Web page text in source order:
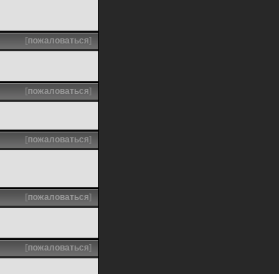
[пожаловаться]
[пожаловаться]
[пожаловаться]
[пожаловаться]
[пожаловаться]